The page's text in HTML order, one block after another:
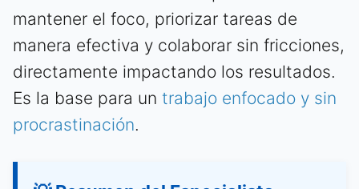
mantener el foco, priorizar tareas de
manera efectiva y colaborar sin fricciones,
directamente impactando los resultados.
Es la base para un trabajo enfocado y sin
procrastinación.